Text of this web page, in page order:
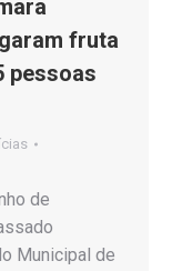
fruta
pessoas
de
Municipal de